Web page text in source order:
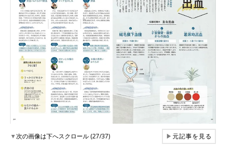
▼次の画像は下へスクロール (27/37) ▶元記事を見る